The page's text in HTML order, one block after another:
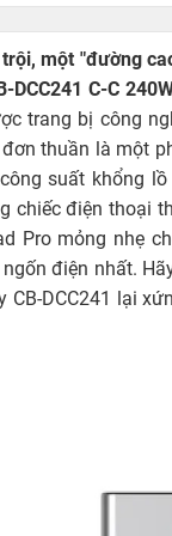
một "đường
DCC241 C-C
trang bị công
thuần là một
suất khổng
chiếc điện thoại
Pro mỏng nhẹ
điện nhất.
DCC241 lại